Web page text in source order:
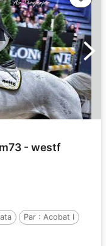
- westf
Par : Acobat I